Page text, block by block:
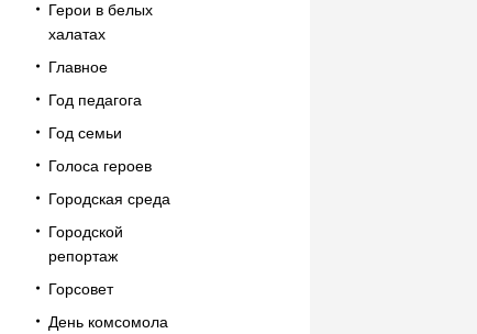
Герои в белых
халатах
Главное
Год педагога
Год семьи
Голоса героев
Городская среда
Городской
репортаж
Горсовет
День комсомола